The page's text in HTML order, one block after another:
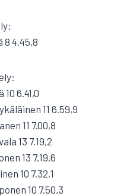
8 4.45,8
10 6.41,0
11 6.59,9
11 7.00,8
13 7.19,2
13 7.19,6
10 7.32,1
10 7.50,3